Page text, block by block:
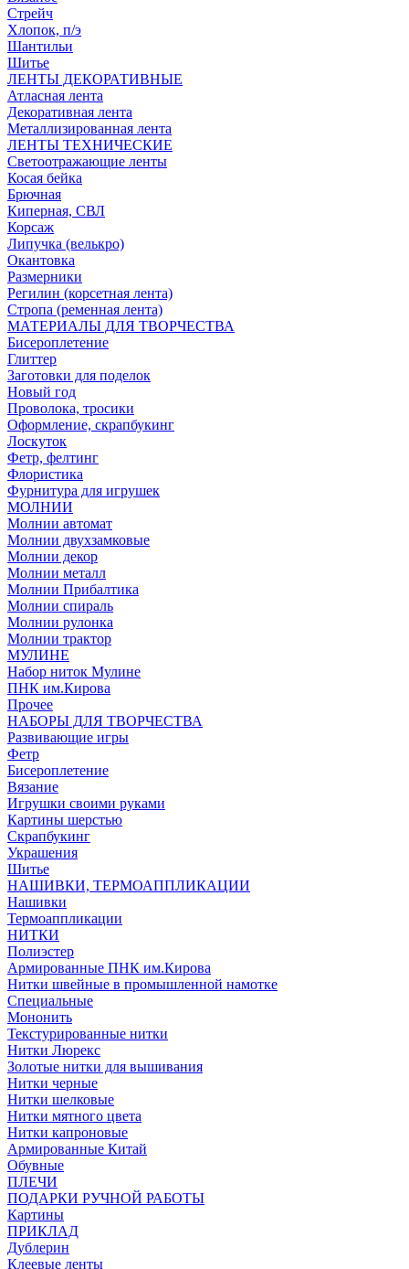
Стрейч
Хлопок, п/э
Шантильи
Шитье
ЛЕНТЫ ДЕКОРАТИВНЫЕ
Атласная лента
Декоративная лента
Металлизированная лента
ЛЕНТЫ ТЕХНИЧЕСКИЕ
Светоотражающие ленты
Косая бейка
Брючная
Киперная, СВЛ
Корсаж
Липучка (велькро)
Окантовка
Размерники
Регилин (корсетная лента)
Стропа (ременная лента)
МАТЕРИАЛЫ ДЛЯ ТВОРЧЕСТВА
Бисероплетение
Глиттер
Заготовки для поделок
Новый год
Проволока, тросики
Оформление, скрапбукинг
Лоскуток
Фетр, фелтинг
Флористика
Фурнитура для игрушек
МОЛНИИ
Молнии автомат
Молнии двухзамковые
Молнии декор
Молнии металл
Молнии Прибалтика
Молнии спираль
Молнии рулонка
Молнии трактор
МУЛИНЕ
Набор ниток Мулине
ПНК им.Кирова
Прочее
НАБОРЫ ДЛЯ ТВОРЧЕСТВА
Развивающие игры
Фетр
Бисероплетение
Вязание
Игрушки своими руками
Картины шерстью
Скрапбукинг
Украшения
Шитье
НАШИВКИ, ТЕРМОАППЛИКАЦИИ
Нашивки
Термоаппликации
НИТКИ
Полиэстер
Армированные ПНК им.Кирова
Нитки швейные в промышленной намотке
Специальные
Мононить
Текстурированные нитки
Нитки Люрекс
Золотые нитки для вышивания
Нитки черные
Нитки шелковые
Нитки мятного цвета
Нитки капроновые
Армированные Китай
Обувные
ПЛЕЧИ
ПОДАРКИ РУЧНОЙ РАБОТЫ
Картины
ПРИКЛАД
Дублерин
Клеевые ленты